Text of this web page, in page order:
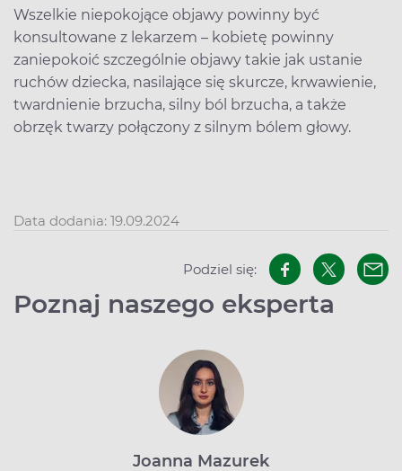
Wszelkie niepokojące objawy powinny być
konsultowane z lekarzem – kobietę powinny
zaniepokoić szczególnie objawy takie jak ustanie
ruchów dziecka, nasilające się skurcze, krwawienie,
twardnienie brzucha, silny ból brzucha, a także
obrzęk twarzy połączony z silnym bólem głowy.
Data dodania: 19.09.2024
Podziel się:
Poznaj naszego eksperta
Joanna Mazurek